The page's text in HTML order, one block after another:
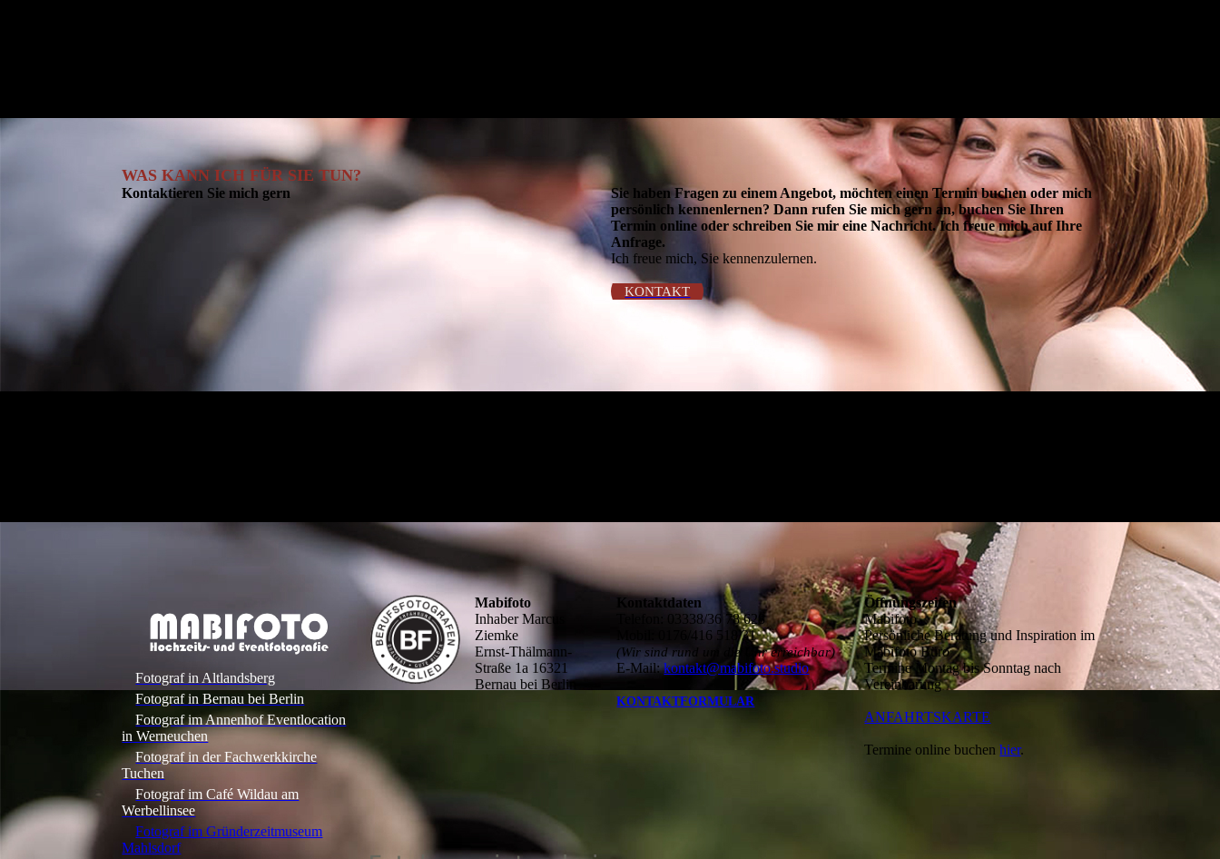
WAS KANN ICH FÜR SIE TUN?
Kontaktieren Sie mich gern
Sie haben Fragen zu einem Angebot, möchten einen Termin buchen oder mich
persönlich kennenlernen? Dann rufen Sie mich gern an, buchen Sie Ihren
Termin online oder schreiben Sie mir eine Nachricht. Ich freue mich auf Ihre
Anfrage.
Ich freue mich, Sie kennenzulernen.
KONTAKT
Fotograf in Altlandsberg
Fotograf in Bernau bei Berlin
Fotograf im Annenhof Eventlocation
in Werneuchen
Fotograf in der Fachwerkkirche
Tuchen
Fotograf im Café Wildau am
Werbellinsee
Fotograf im Gründerzeitmuseum
Mahlsdorf
Mabifoto
Inhaber Marcus
Ziemke
Ernst-Thälmann-
Straße 1a 16321
Bernau bei Berlin
Kontaktdaten
Telefon: 03338/36 78 628
Mobil: 0176/416 518 31
(Wir sind rund um die Uhr erreichbar)
E-Mail:kontakt@mabifoto.studio
KONTAKTFORMULAR
Öffnungszeiten
Mabifoto
Persönliche Beratung und Inspiration im
Mabifoto Büro
Termine Montag bis Sonntag nach
Vereinbarung
ANFAHRTSKARTE
Termine online buchenhier.